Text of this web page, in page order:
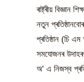
ৰাষ্ট্ৰীয় বিজ্ঞান
নতুন
প্ৰতিষ্ঠান (চি
সমযোজনৰ
অ’ এ নিজস্ব